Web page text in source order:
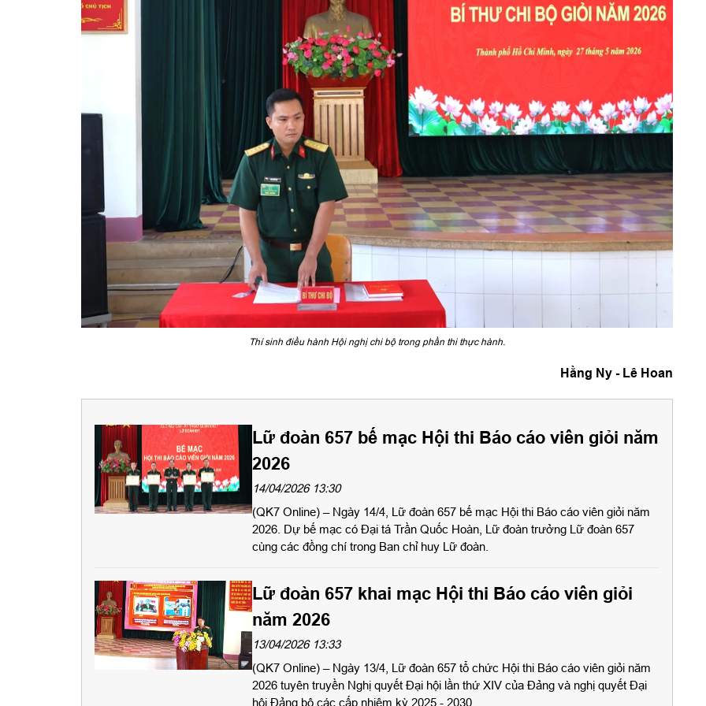
Thí sinh điều hành Hội nghị chi bộ trong phần thi thực hành.
Hằng Ny - Lê Hoan
Lữ đoàn 657 bế mạc Hội thi Báo cáo viên giỏi năm
2026
14/04/2026 13:30
(QK7 Online) – Ngày 14/4, Lữ đoàn 657 bế mạc Hội thi Báo cáo viên giỏi năm
2026. Dự bế mạc có Đại tá Trần Quốc Hoàn, Lữ đoàn trưởng Lữ đoàn 657
cùng các đồng chí trong Ban chỉ huy Lữ đoàn.
Lữ đoàn 657 khai mạc Hội thi Báo cáo viên giỏi
năm 2026
13/04/2026 13:33
(QK7 Online) – Ngày 13/4, Lữ đoàn 657 tổ chức Hội thi Báo cáo viên giỏi năm
2026 tuyên truyền Nghị quyết Đại hội lần thứ XIV của Đảng và nghị quyết Đại
hội Đảng bộ các cấp nhiệm kỳ 2025 - 2030.